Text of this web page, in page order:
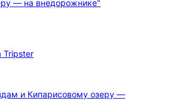
и Кипарисовому озеру —